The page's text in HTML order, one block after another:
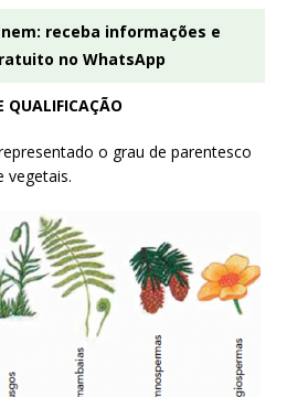
receba informações e
no WhatsApp
QUALIFICAÇÃO
o grau de parentesco
vegetais.